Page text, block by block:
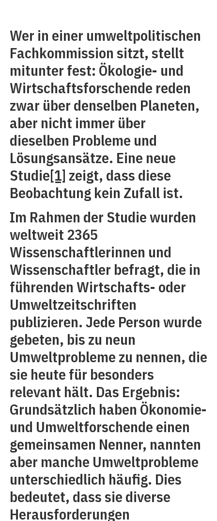
Wer in einer umweltpolitischen
Fachkommission sitzt, stellt
mitunter fest: Ökologie- und
Wirtschaftsforschende reden
zwar über denselben Planeten,
aber nicht immer über
dieselben Probleme und
Lösungsansätze. Eine neue
Studie[1] zeigt, dass diese
Beobachtung kein Zufall ist.
Im Rahmen der Studie wurden
weltweit 2365
Wissenschaftlerinnen und
Wissenschaftler befragt, die in
führenden Wirtschafts- oder
Umweltzeitschriften
publizieren. Jede Person wurde
gebeten, bis zu neun
Umweltprobleme zu nennen, die
sie heute für besonders
relevant hält. Das Ergebnis:
Grundsätzlich haben Ökonomie-
und Umweltforschende einen
gemeinsamen Nenner, nannten
aber manche Umweltprobleme
unterschiedlich häufig. Dies
bedeutet, dass sie diverse
Herausforderungen